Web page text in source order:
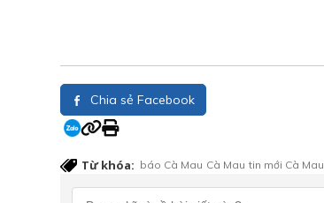
Chia sẻ Facebook
Từ khóa: báo Cà Mau Cà Mau tin mới Cà Mau